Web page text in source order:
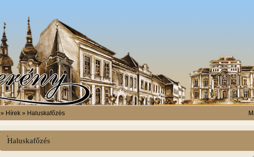
» Hírek » Haluskafőzés
Haluskafőzés